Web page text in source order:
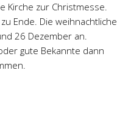
Kirche zur Christmesse.
Ende. Die weihnachtliche
26 Dezember an.
gute Bekannte dann